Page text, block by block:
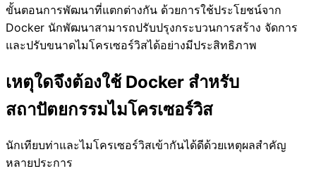
ขั้นตอนการพัฒนาที่แตกต่างกัน ด้วยการใช้ประโยชน์จาก
Docker นักพัฒนาสามารถปรับปรุงกระบวนการสร้าง จัดการ
และปรับขนาดไมโครเซอร์วิสได้อย่างมีประสิทธิภาพ
เหตุใดจึงต้องใช้ Docker สำหรับ
สถาปัตยกรรมไมโครเซอร์วิส
นักเทียบท่าและไมโครเซอร์วิสเข้ากันได้ดีด้วยเหตุผลสำคัญ
หลายประการ